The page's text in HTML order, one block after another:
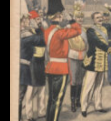
Revue